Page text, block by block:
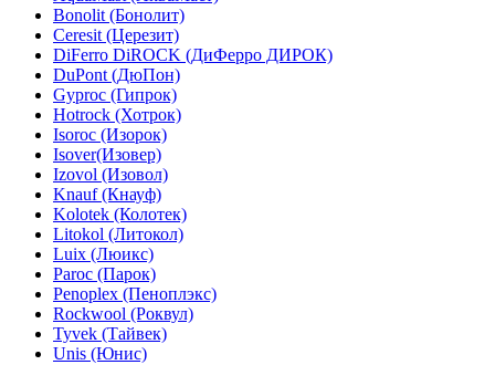
Bonolit (Бонолит)
Ceresit (Церезит)
DiFerro DiROCK (ДиФерро ДИРОК)
DuPont (ДюПон)
Gyproc (Гипрок)
Hotrock (Хотрок)
Isoroc (Изорок)
Isover(Изовер)
Izovol (Изовол)
Knauf (Кнауф)
Kolotek (Колотек)
Litokol (Литокол)
Luix (Люикс)
Paroc (Парок)
Penoplex (Пеноплэкс)
Rockwool (Роквул)
Tyvek (Тайвек)
Unis (Юнис)